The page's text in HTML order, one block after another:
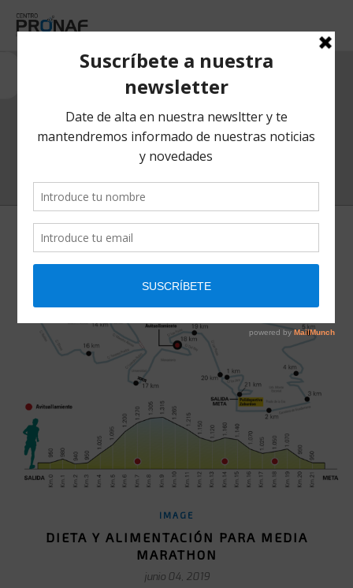
ADELGAZAMIENTO Y
NUTRICIÓN
/ ADELGAZAMIENTO Y NUTRICIÓN
IMAGE
DIETA Y ALIMENTACIÓN PARA MEDIA
MARATHON
junio 04, 2019